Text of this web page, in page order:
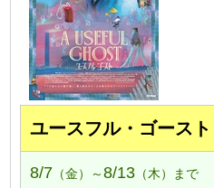
ユースフル・ゴースト
8/7 （金）～8/13 （木）まで